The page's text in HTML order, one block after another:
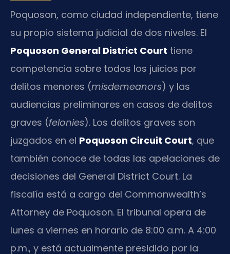
Poquoson, como ciudad independiente, tiene
su propio sistema judicial de dos niveles. El
Poquoson General District Court tiene
competencia sobre todos los juicios por
delitos menores (misdemeanors) y las
audiencias preliminares en casos de delitos
graves (felonies). Los delitos graves son
juzgados en el Poquoson Circuit Court, que
también conoce de todas las apelaciones de
decisiones del General District Court. La
fiscalía está a cargo del Commonwealth’s
Attorney de Poquoson. El tribunal opera de
lunes a viernes en horario de 8:00 a.m. A 4:00
p.m., y está actualmente presidido por la